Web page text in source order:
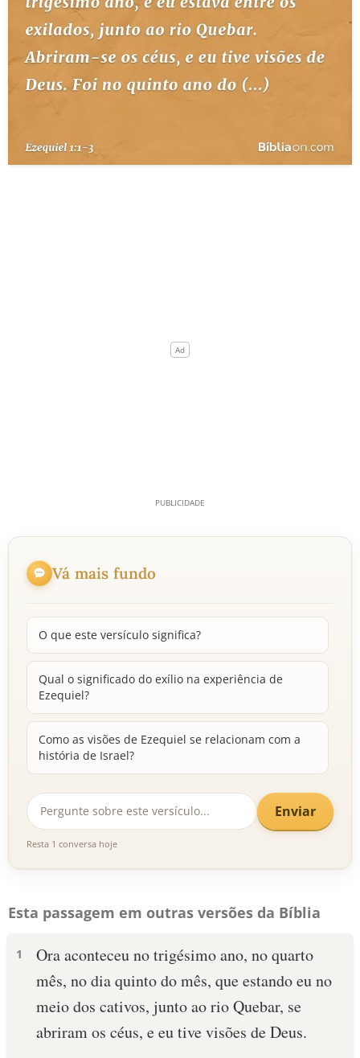
LOJA BÍBLIAON
Vá mais fundo
O que este versículo significa?
Qual o significado do exílio na experiência de
Ezequiel?
Como as visões de Ezequiel se relacionam com a
história de Israel?
Enviar
Resta 1 conversa hoje
Esta passagem em outras versões da Bíblia
1
Ora aconteceu no trigésimo ano, no quarto
mês, no dia quinto do mês, que estando eu no
meio dos cativos, junto ao rio Quebar, se
abriram os céus, e eu tive visões de Deus.